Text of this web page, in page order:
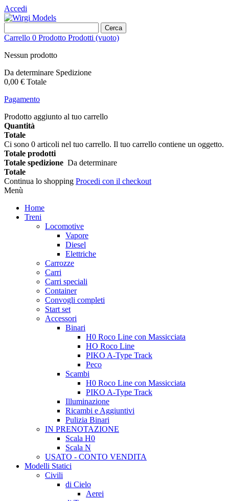
Accedi
Cerca
Carrello 0 Prodotto Prodotti (vuoto)
Nessun prodotto
Da determinare Spedizione
0,00 € Totale
Pagamento
Prodotto aggiunto al tuo carrello
Quantità
Totale
Ci sono 0 articoli nel tuo carrello. Il tuo carrello contiene un oggetto.
Totale prodotti
Totale spedizione Da determinare
Totale
Continua lo shopping Procedi con il checkout
Menù
Home
Treni
Locomotive
Vapore
Diesel
Elettriche
Carrozze
Carri
Carri speciali
Container
Convogli completi
Start set
Accessori
Binari
H0 Roco Line con Massicciata
HO Roco Line
PIKO A-Type Track
Peco
Scambi
H0 Roco Line con Massicciata
PIKO A-Type Track
Illuminazione
Ricambi e Aggiuntivi
Pulizia Binari
IN PRENOTAZIONE
Scala H0
Scala N
USATO - CONTO VENDITA
Modelli Statici
Civili
di Cielo
Aerei